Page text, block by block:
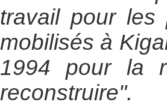
travail pour les
mobilisés à
1994 pour la
reconstruire".